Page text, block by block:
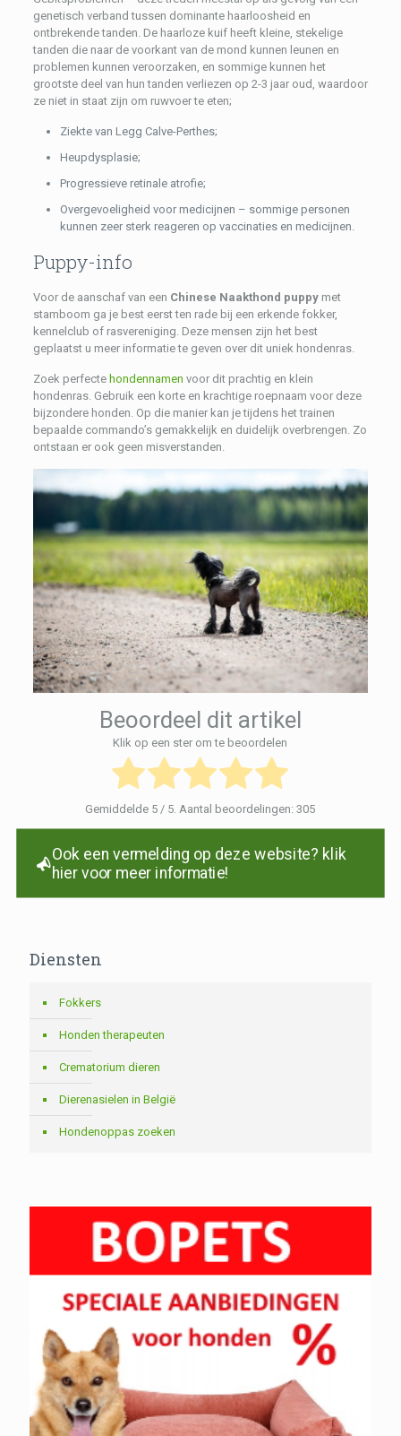
genetisch verband tussen dominante haarloosheid en
ontbrekende tanden. De haarloze kuif heeft kleine, stekelige
tanden die naar de voorkant van de mond kunnen leunen en
problemen kunnen veroorzaken, en sommige kunnen het
grootste deel van hun tanden verliezen op 2-3 jaar oud, waardoor
ze niet in staat zijn om ruwvoer te eten;
Ziekte van Legg Calve-Perthes;
Heupdysplasie;
Progressieve retinale atrofie;
Overgevoeligheid voor medicijnen – sommige personen
kunnen zeer sterk reageren op vaccinaties en medicijnen.
Puppy-info
Voor de aanschaf van een Chinese Naakthond puppy met
stamboom ga je best eerst ten rade bij een erkende fokker,
kennelclub of rasvereniging. Deze mensen zijn het best
geplaatst u meer informatie te geven over dit uniek hondenras.
Zoek perfecte hondennamen voor dit prachtig en klein
hondenras. Gebruik een korte en krachtige roepnaam voor deze
bijzondere honden. Op die manier kan je tijdens het trainen
bepaalde commando’s gemakkelijk en duidelijk overbrengen. Zo
ontstaan er ook geen misverstanden.
Beoordeel dit artikel
Klik op een ster om te beoordelen
Gemiddelde 5 / 5. Aantal beoordelingen:305
Ook een vermelding op deze website? klik
hier voor meer informatie!
Diensten
Fokkers
Honden therapeuten
Crematorium dieren
Dierenasielen in België
Hondenoppas zoeken